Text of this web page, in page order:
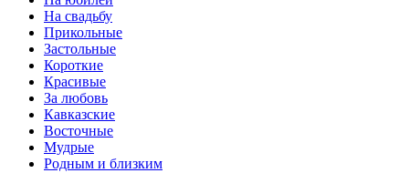
На свадьбу
Прикольные
Застольные
Короткие
Красивые
За любовь
Кавказские
Восточные
Мудрые
Родным и близким